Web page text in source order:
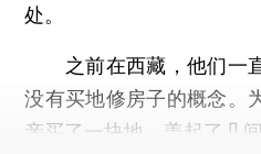
处。
之前在西藏，他们一
没有买地修房子的概念。
亲买了一块地，盖起了几间